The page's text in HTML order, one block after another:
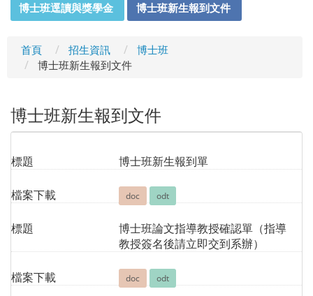
博士班逕讀與獎學金 博士班新生報到文件
首頁 招生資訊
博士班
博士班新生報到文件
博士班新生報到文件
標題 博士班新生報到單
檔案下載 doc odt
標題
博士班論文指導教授確認單（指導
教授簽名後請立即交到系辦）
檔案下載 doc odt